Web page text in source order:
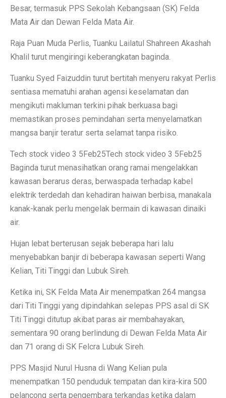
Besar, termasuk PPS Sekolah Kebangsaan (SK) Felda
Mata Air dan Dewan Felda Mata Air.
Raja Puan Muda Perlis, Tuanku Lailatul Shahreen Akashah
Khalil turut mengiringi keberangkatan baginda.
Tuanku Syed Faizuddin turut bertitah menyeru rakyat Perlis
sentiasa mematuhi arahan agensi keselamatan dan
mengikuti makluman terkini pihak berkuasa bagi
memastikan proses pemindahan serta menyelamatkan
mangsa banjir teratur serta selamat tanpa risiko.
Tech stock video 3 5Feb25Tech stock video 3 5Feb25
Baginda turut menasihatkan orang ramai mengelakkan
kawasan berarus deras, berwaspada terhadap kabel
elektrik terdedah dan kehadiran haiwan berbisa, manakala
kanak-kanak perlu mengelak bermain di kawasan dinaiki
air.
Hujan lebat berterusan sejak beberapa hari lalu
menyebabkan banjir di beberapa kawasan seperti Wang
Kelian, Titi Tinggi dan Lubuk Sireh.
Ketika ini, SK Felda Mata Air menempatkan 264 mangsa
dari Titi Tinggi yang dipindahkan selepas PPS asal di SK
Titi Tinggi ditutup akibat paras air membahayakan,
sementara 90 orang berlindung di Dewan Felda Mata Air
dan 71 orang di SK Felcra Lubuk Sireh.
PPS Masjid Nurul Husna di Wang Kelian pula
menempatkan 150 penduduk tempatan dan kira-kira 500
pelancong serta pengembara terkandas ketika dalam